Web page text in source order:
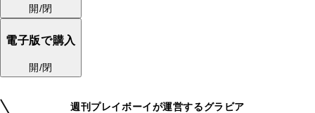
開/閉
電子版で購入
開/閉
週刊プレイボーイが運営するグラビア